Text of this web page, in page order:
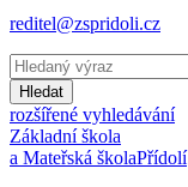
reditel@zspridoli.cz
Hledat
rozšířené vyhledávání
Základní škola
a Mateřská školaPřídolí